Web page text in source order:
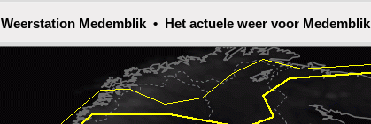
Weerstation Medemblik • Het actuele weer voor Medemblik